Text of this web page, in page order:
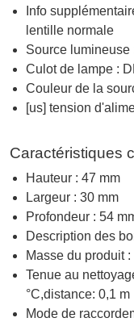
Info
lentille normale
Source lumineuse
Culot de lampe :
Couleur de la
[us] tension
Caractéristiques
Hauteur : 47 mm
Largeur : 30 mm
Profondeur : 54
Description des
Masse du produit :
Tenue au
°C,distance: 0,1 m
Mode de